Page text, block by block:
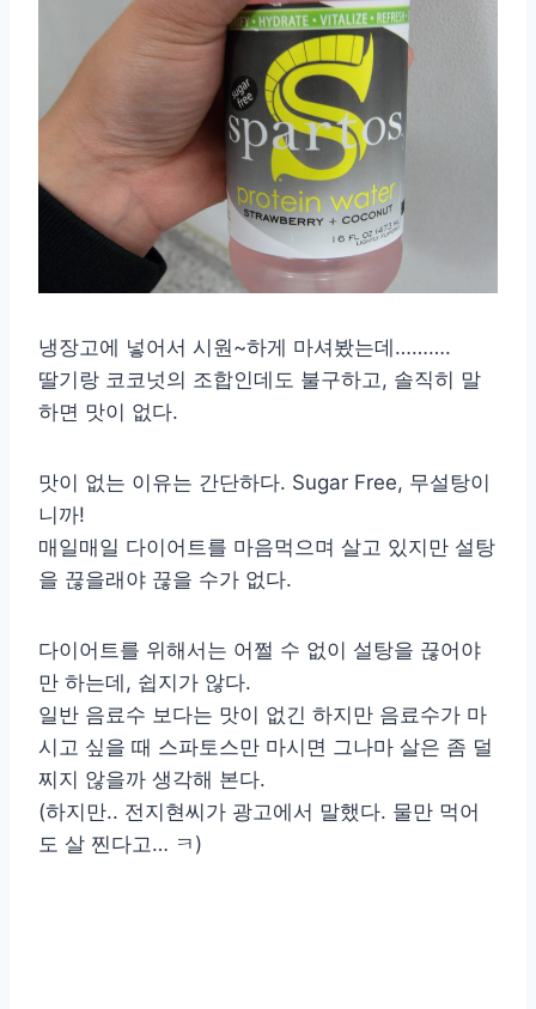
냉장고에 넣어서 시원~하게 마셔봤는데……….
딸기랑 코코넛의 조합인데도 불구하고, 솔직히 말
하면 맛이 없다.
맛이 없는 이유는 간단하다. Sugar Free, 무설탕이
니까!
매일매일 다이어트를 마음먹으며 살고 있지만 설탕
을 끊을래야 끊을 수가 없다.
다이어트를 위해서는 어쩔 수 없이 설탕을 끊어야
만 하는데, 쉽지가 않다.
일반 음료수 보다는 맛이 없긴 하지만 음료수가 마
시고 싶을 때 스파토스만 마시면 그나마 살은 좀 덜
찌지 않을까 생각해 본다.
(하지만.. 전지현씨가 광고에서 말했다. 물만 먹어
도 살 찐다고… ㅋ)